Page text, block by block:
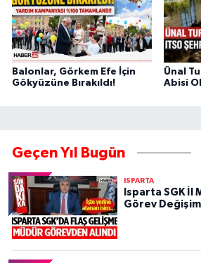
Balonlar, Görkem Efe İçin
Gökyüzüne Bırakıldı!
Ünal
Abisi
Geçen Yıl Bugün
ISPARTA
Isparta SGK İl
Görev